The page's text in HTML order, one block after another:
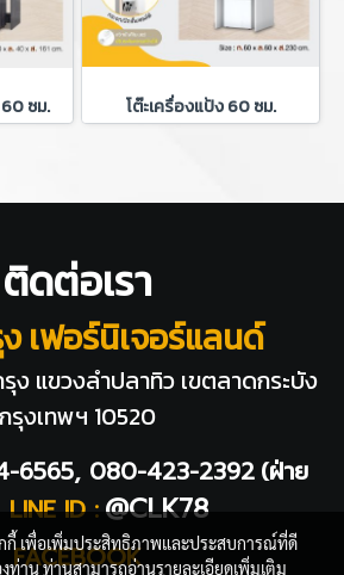
ซม. โต๊ะเครื่องแป้ง 60 ซม.
ติดต่อเรา
เฟอร์นิเจอร์แลนด์
ง แขวงลำปลาทิว เขตลาดกระบัง
กรุงเทพฯ 10520
6565, 080-423-2392 (ฝ่าย
LINE ID : @CLK78
FACEBOOK
กี้ เพื่อเพิ่มประสิทธิภาพและประสบการณ์ที่ดี
ท่าน ท่านสามารถอ่านรายละเอียดเพิ่มเติม